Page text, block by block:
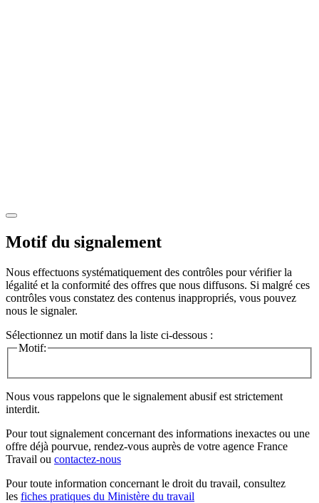
Motif du signalement
Nous effectuons systématiquement des contrôles pour vérifier la
légalité et la conformité des offres que nous diffusons. Si malgré ces
contrôles vous constatez des contenus inappropriés, vous pouvez
nous le signaler.
Sélectionnez un motif dans la liste ci-dessous :
Motif:
Nous vous rappelons que le signalement abusif est strictement
interdit.
Pour tout signalement concernant des informations inexactes ou une
offre déjà pourvue, rendez-vous auprès de votre agence France
Travail ou contactez-nous
Pour toute information concernant le droit du travail, consultez
les fiches pratiques du Ministère du travail